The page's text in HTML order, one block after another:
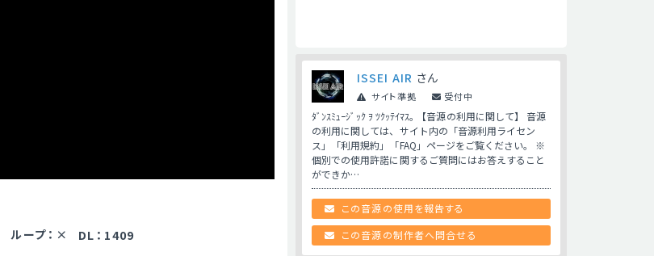
ループ ： DL ： 1409
ISSEI AIR さん
サイト準拠 受付中
ﾀﾞﾝｽﾐｭｰｼﾞｯｸ ｦ ﾂｸｯﾃｲﾏｽ｡ 【音源の利用に関して】 音源
の利用に関しては、サイト内の「音源利用ライセン
ス」「利用規約」「FAQ」ページをご覧ください。 ※
個別での使用許諾に関するご質問にはお答えすること
ができか…
この音源の使用を報告する
この音源の制作者へ問合せる